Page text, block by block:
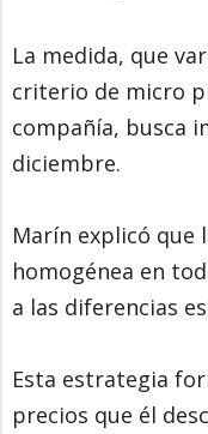
La medida, que
criterio de micro
compañía, busca
diciembre.
Marín explicó que
homogénea en
a las diferencias
Esta estrategia
precios que él